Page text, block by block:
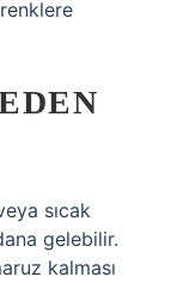
sıcak
gelebilir.
kalması